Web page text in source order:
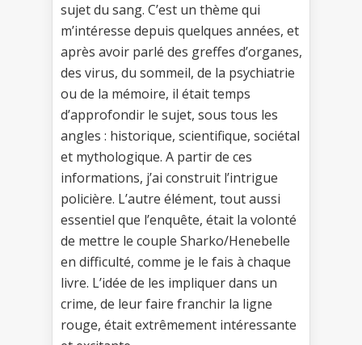
sujet du sang. C’est un thème qui
m’intéresse depuis quelques années, et
après avoir parlé des greffes d’organes,
des virus, du sommeil, de la psychiatrie
ou de la mémoire, il était temps
d’approfondir le sujet, sous tous les
angles : historique, scientifique, sociétal
et mythologique. A partir de ces
informations, j’ai construit l’intrigue
policière. L’autre élément, tout aussi
essentiel que l’enquête, était la volonté
de mettre le couple Sharko/Henebelle
en difficulté, comme je le fais à chaque
livre. L’idée de les impliquer dans un
crime, de leur faire franchir la ligne
rouge, était extrêmement intéressante